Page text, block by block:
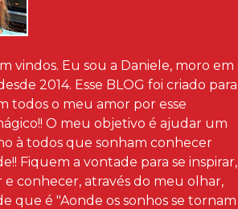
vindos. Eu sou a Daniele, moro em
2014. Esse BLOG foi criado para
todos o meu amor por esse
O meu objetivo é ajudar um
à todos que sonham conhecer
Fiquem a vontade para se inspirar,
e conhecer, através do meu olhar,
que é "Aonde os sonhos se tornam